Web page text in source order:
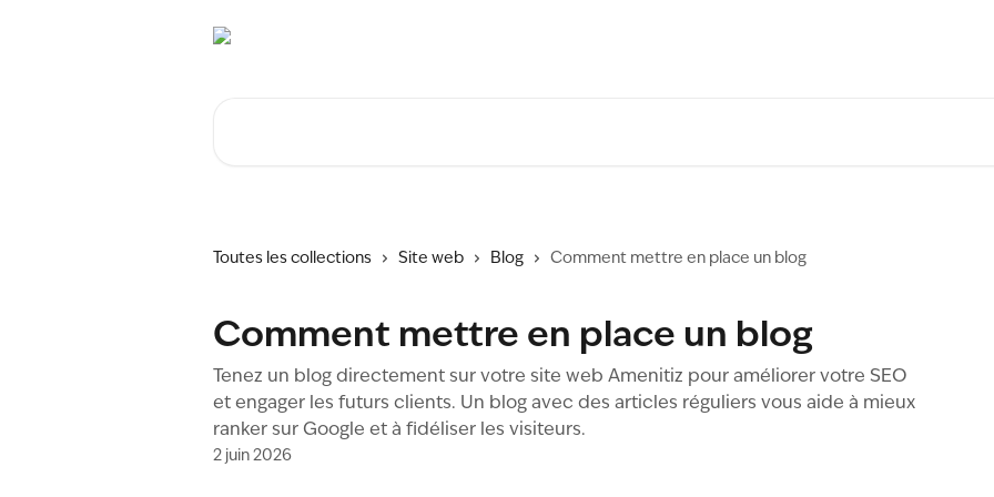
Toutes les collections Site web Blog Comment mettre en place un blog
Comment mettre en place un blog
Tenez un blog directement sur votre site web Amenitiz pour améliorer votre SEO
et engager les futurs clients. Un blog avec des articles réguliers vous aide à mieux
ranker sur Google et à fidéliser les visiteurs.
2 juin 2026